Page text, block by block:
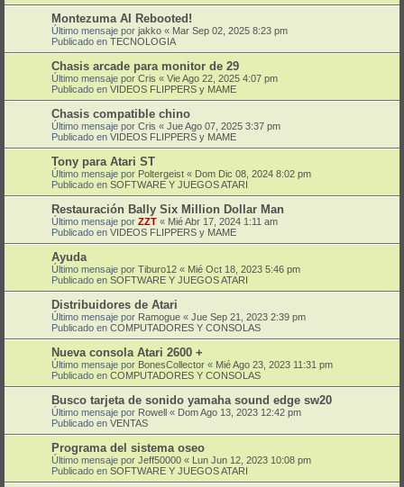
Montezuma AI Rebooted!
Último mensaje por jakko « Mar Sep 02, 2025 8:23 pm
Publicado en TECNOLOGIA
Chasis arcade para monitor de 29
Último mensaje por Cris « Vie Ago 22, 2025 4:07 pm
Publicado en VIDEOS FLIPPERS y MAME
Chasis compatible chino
Último mensaje por Cris « Jue Ago 07, 2025 3:37 pm
Publicado en VIDEOS FLIPPERS y MAME
Tony para Atari ST
Último mensaje por Poltergeist « Dom Dic 08, 2024 8:02 pm
Publicado en SOFTWARE Y JUEGOS ATARI
Restauración Bally Six Million Dollar Man
Último mensaje por ZZT « Mié Abr 17, 2024 1:11 am
Publicado en VIDEOS FLIPPERS y MAME
Ayuda
Último mensaje por Tiburo12 « Mié Oct 18, 2023 5:46 pm
Publicado en SOFTWARE Y JUEGOS ATARI
Distribuidores de Atari
Último mensaje por Ramogue « Jue Sep 21, 2023 2:39 pm
Publicado en COMPUTADORES Y CONSOLAS
Nueva consola Atari 2600 +
Último mensaje por BonesCollector « Mié Ago 23, 2023 11:31 pm
Publicado en COMPUTADORES Y CONSOLAS
Busco tarjeta de sonido yamaha sound edge sw20
Último mensaje por Rowell « Dom Ago 13, 2023 12:42 pm
Publicado en VENTAS
Programa del sistema oseo
Último mensaje por Jeff50000 « Lun Jun 12, 2023 10:08 pm
Publicado en SOFTWARE Y JUEGOS ATARI